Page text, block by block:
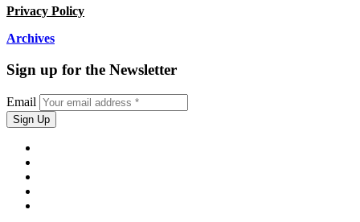
Privacy Policy
Archives
Sign up for the Newsletter
Email